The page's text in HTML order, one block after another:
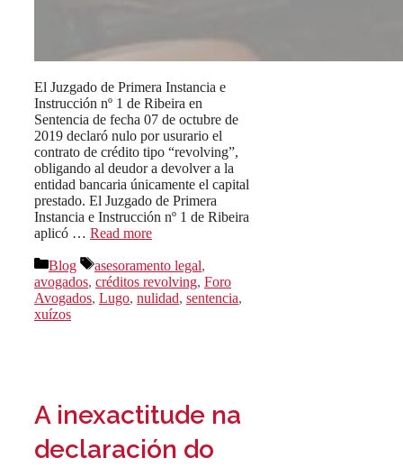
El Juzgado de Primera Instancia e
Instrucción nº 1 de Ribeira en
Sentencia de fecha 07 de octubre de
2019 declaró nulo por usurario el
contrato de crédito tipo “revolving”,
obligando al deudor a devolver a la
entidad bancaria únicamente el capital
prestado. El Juzgado de Primera
Instancia e Instrucción nº 1 de Ribeira
aplicó … Read more
Categorías
Blog Etiquetas
asesoramento legal,
avogados, créditos revolving, Foro
Avogados, Lugo, nulidad, sentencia,
xuízos
A inexactitude na
declaración do